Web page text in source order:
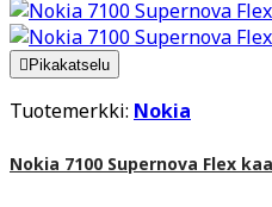
 Pikakatselu
Tuotemerkki: Nokia
Nokia 7100 Supernova Flex